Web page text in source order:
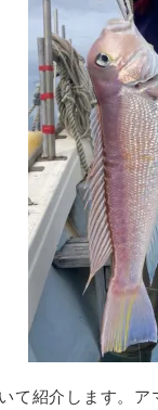
て紹介します。